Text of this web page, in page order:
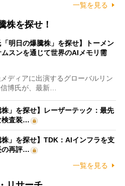
一覧を見る
株を探せ！
「明日の爆騰株」を探せ】トーメン
スンを通じて世界のAIメモリ需
ディアに出演するグローバルリン
博氏が、最新…
株」を探せ】レーザーテック：最先
検査装…
株」を探せ】TDK：AIインフラを支
の再評…
一覧を見る